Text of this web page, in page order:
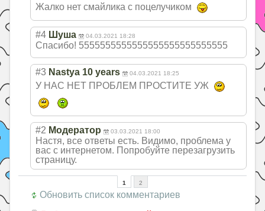
Жалко нет смайлика с поцелучиком
#4 Шуша 04.03.2021 18:28
Спасибо! 5555555555555555555555555555
#3 Nastya 10 years 04.03.2021 18:25
У НАС НЕТ ПРОБЛЕМ ПРОСТИТЕ УЖ
#2 Модератор 03.03.2021 18:00
Настя, все ответы есть. Видимо, проблема у
вас с интернетом. Попробуйте перезагрузить
страницу.
1 2
Обновить список комментариев